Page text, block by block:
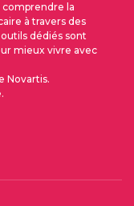
comprendre la
à travers des
dédiés sont
mieux vivre avec
Novartis.